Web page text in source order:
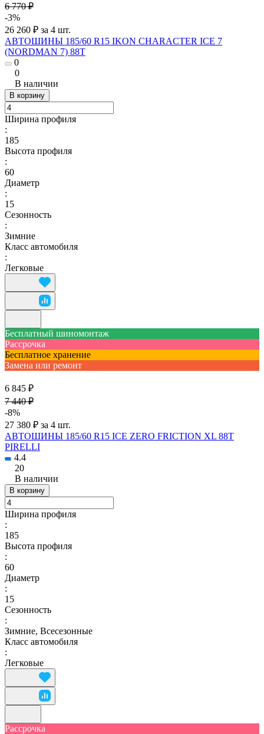
6 770 ₽
-3%
26 260 ₽ за 4 шт.
АВТОШИНЫ 185/60 R15 IKON CHARACTER ICE 7
(NORDMAN 7) 88T
0
0
В наличии
В корзину
Ширина профиля
:
185
Высота профиля
:
60
Диаметр
:
15
Сезонность
:
Зимние
Класс автомобиля
:
Легковые
Бесплатный шиномонтаж
Рассрочка
Бесплатное хранение
Замена или ремонт
6 845 ₽
7 440 ₽
-8%
27 380 ₽ за 4 шт.
АВТОШИНЫ 185/60 R15 ICE ZERO FRICTION XL 88T
PIRELLI
4.4
20
В наличии
В корзину
Ширина профиля
:
185
Высота профиля
:
60
Диаметр
:
15
Сезонность
:
Зимние, Всесезонные
Класс автомобиля
:
Легковые
Рассрочка